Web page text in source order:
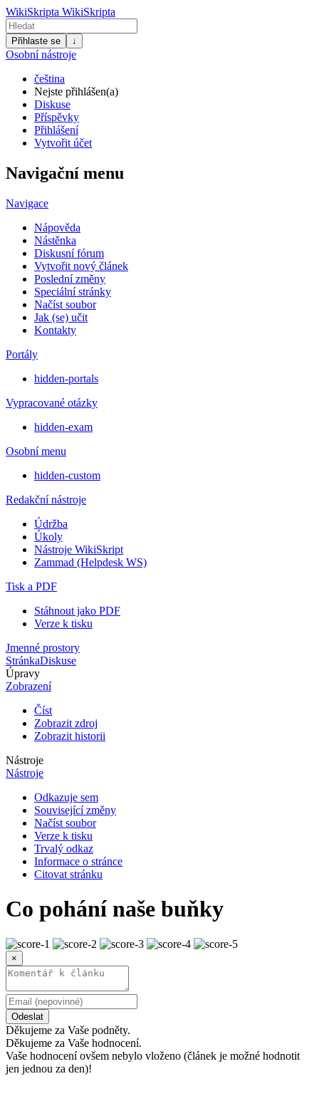
WikiSkripta WikiSkripta
Přihlaste se ↓
Osobní nástroje
čeština
Nejste přihlášen(a)
Diskuse
Příspěvky
Přihlášení
Vytvořit účet
Navigační menu
Navigace
Nápověda
Nástěnka
Diskusní fórum
Vytvořit nový článek
Poslední změny
Speciální stránky
Načíst soubor
Jak (se) učit
Kontakty
Portály
hidden-portals
Vypracované otázky
hidden-exam
Osobní menu
hidden-custom
Redakční nástroje
Údržba
Úkoly
Nástroje WikiSkript
Zammad (Helpdesk WS)
Tisk a PDF
Stáhnout jako PDF
Verze k tisku
Jmenné prostory
StránkaDiskuse
Úpravy
Zobrazení
Číst
Zobrazit zdroj
Zobrazit historii
Nástroje
Nástroje
Odkazuje sem
Související změny
Načíst soubor
Verze k tisku
Trvalý odkaz
Informace o stránce
Citovat stránku
Co pohání naše buňky
×
Odeslat
Děkujeme za Vaše podněty.
Děkujeme za Vaše hodnocení.
Vaše hodnocení ovšem nebylo vloženo (článek je možné hodnotit
jen jednou za den)!